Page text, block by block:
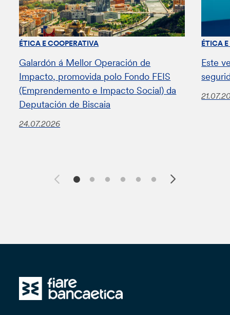
ÉTICA E COOPERATIVA
Galardón á Mellor Operación de
Impacto, promovida polo Fondo FEIS
(Emprendemento e Impacto Social) da
Deputación de Biscaia
24.07.2026
ÉTICA
Este